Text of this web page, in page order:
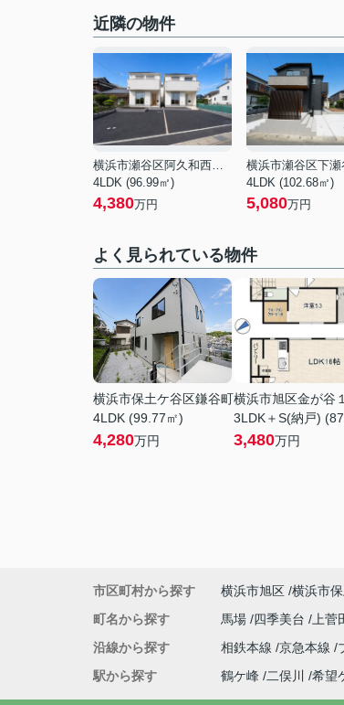
近隣の物件
横浜市瀬谷区阿久和西４丁目
4LDK (96.99㎡)
4,380万円
4LDK (102.68㎡)
5,080万円
よく見られている物件
横浜市保土ケ谷区鎌谷町
4LDK (99.77㎡)
4,280万円
横浜市旭区金が谷
3LDK＋S(納戸)
3,480万円
市区町村から探す 横浜市旭区 横浜市
町名から探す
馬場 四季美台 上菅
沿線から探す
相鉄本線 京急本線
駅から探す
鶴ケ峰 二俣川 希望